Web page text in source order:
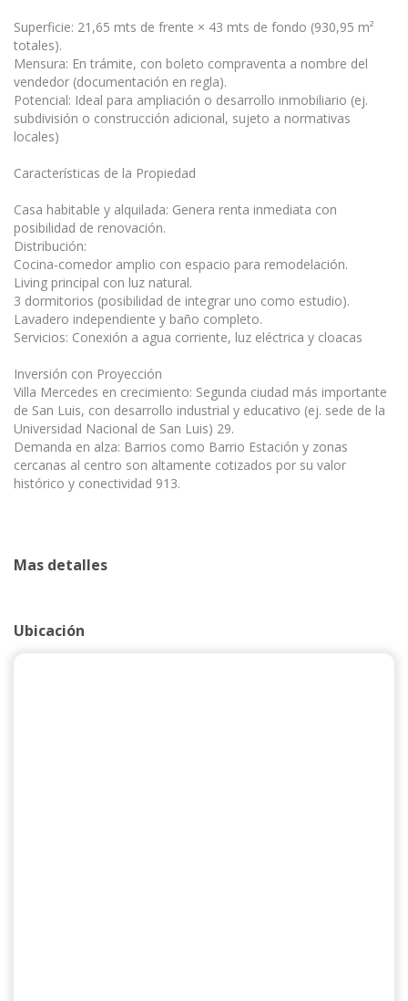
Superficie: 21,65 mts de frente × 43 mts de fondo (930,95 m²
totales).
Mensura: En trámite, con boleto compraventa a nombre del
vendedor (documentación en regla).
Potencial: Ideal para ampliación o desarrollo inmobiliario (ej.
subdivisión o construcción adicional, sujeto a normativas
locales)
Características de la Propiedad
Casa habitable y alquilada: Genera renta inmediata con
posibilidad de renovación.
Distribución:
Cocina-comedor amplio con espacio para remodelación.
Living principal con luz natural.
3 dormitorios (posibilidad de integrar uno como estudio).
Lavadero independiente y baño completo.
Servicios: Conexión a agua corriente, luz eléctrica y cloacas
Inversión con Proyección
Villa Mercedes en crecimiento: Segunda ciudad más importante
de San Luis, con desarrollo industrial y educativo (ej. sede de la
Universidad Nacional de San Luis) 29.
Demanda en alza: Barrios como Barrio Estación y zonas
cercanas al centro son altamente cotizados por su valor
histórico y conectividad 913.
Mas detalles
Ubicación